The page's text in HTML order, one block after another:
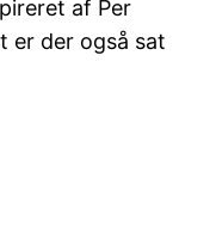
af Per
er der også sat